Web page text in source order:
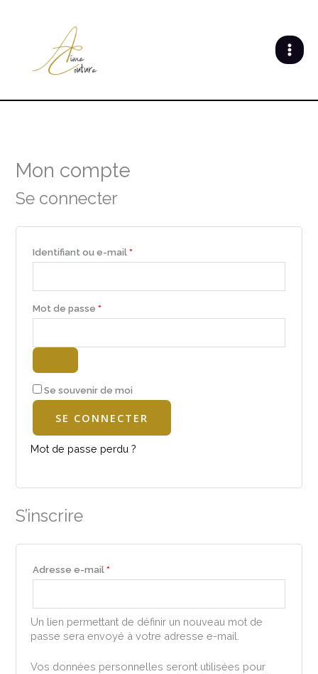
Mon compte
Se connecter
Identifiant ou e-mail*
Mot de passe*
Se souvenir de moi
SE CONNECTER
Mot de passe perdu ?
S’inscrire
Adresse e-mail*
Un lien permettant de définir un nouveau mot de
passe sera envoyé à votre adresse e-mail.
Vos données personnelles seront utilisées pour